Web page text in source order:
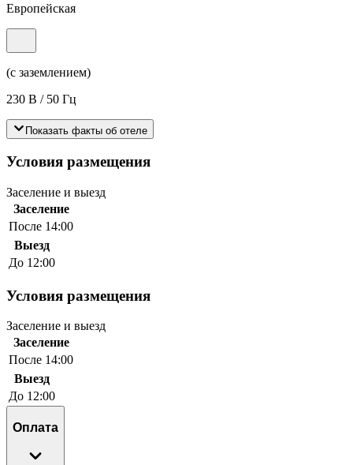
Европейская
(с заземлением)
230 В / 50 Гц
Показать факты об отеле
Условия размещения
Заселение и выезд
Заселение
После 14:00
Выезд
До 12:00
Условия размещения
Заселение и выезд
Заселение
После 14:00
Выезд
До 12:00
Оплата